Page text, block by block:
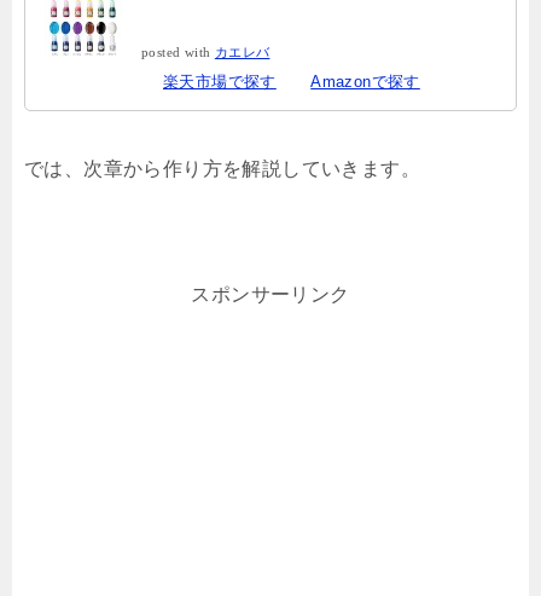
posted with カエレバ
楽天市場で探す Amazonで探す
では、次章から作り方を解説していきます。
スポンサーリンク